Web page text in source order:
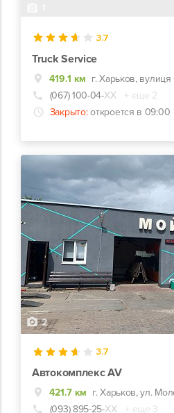
3.7
Truck Service
419.1 км г. Харьков,
(067) 100-04-ХХ
+ еще 2
Закрыто: откроется в 09:00
2
3.7
Автокомплекс AV
421.7 км
(093) 895-25-ХХ
+ еще 3